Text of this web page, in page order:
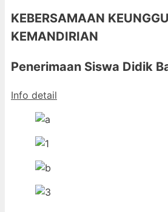
KEBERSAMAAN
KEMANDIRIAN
Penerimaan Siswa Didik
Info detail